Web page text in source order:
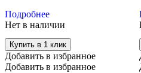
Подробнее
Нет в наличии
Купить в 1 клик
Добавить в избранное
Добавить в избранное